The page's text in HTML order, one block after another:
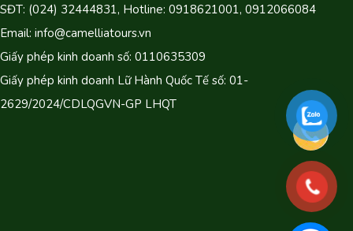
SĐT: (024) 32444831, Hotline: 0918621001, 0912066084
Email: info@camelliatours.vn
Giấy phép kinh doanh số: 0110635309
Giấy phép kinh doanh Lữ Hành Quốc Tế số: 01-
2629/2024/CDLQGVN-GP LHQT